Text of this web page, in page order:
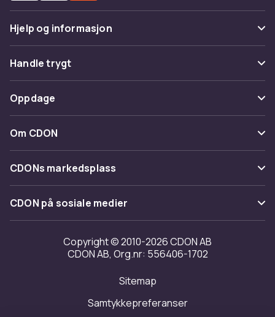
Hjelp og informasjon
Vanlige spørsmål
Spor pakke
Angre & returner her
Kontakt oss
Handle trygt
Betaling
Levering
Tilbakekallinger
Oppdage
Kategorier
Varemerker
Om CDON
Om oss
Kundeanmeldelser
Jobbe på CDON
Investor relations
Tilgjengelighet
CDONs markedsplass
Merchant Help Center
CDON på sosiale medier
Copyright © 2010-2026 CDON AB
CDON AB, Org.nr: 556406-1702
Sitemap
Samtykkepreferanser